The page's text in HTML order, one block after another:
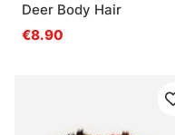
Deer Body Hair
€8.90